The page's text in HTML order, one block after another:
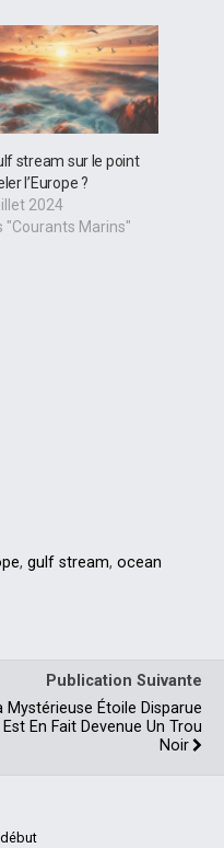
stream sur le point
l’Europe ?
2024
"Courants Marins"
, gulf stream, ocean
Publication Suivante
Mystérieuse Étoile Disparue
Est En Fait Devenue Un Trou
Noir